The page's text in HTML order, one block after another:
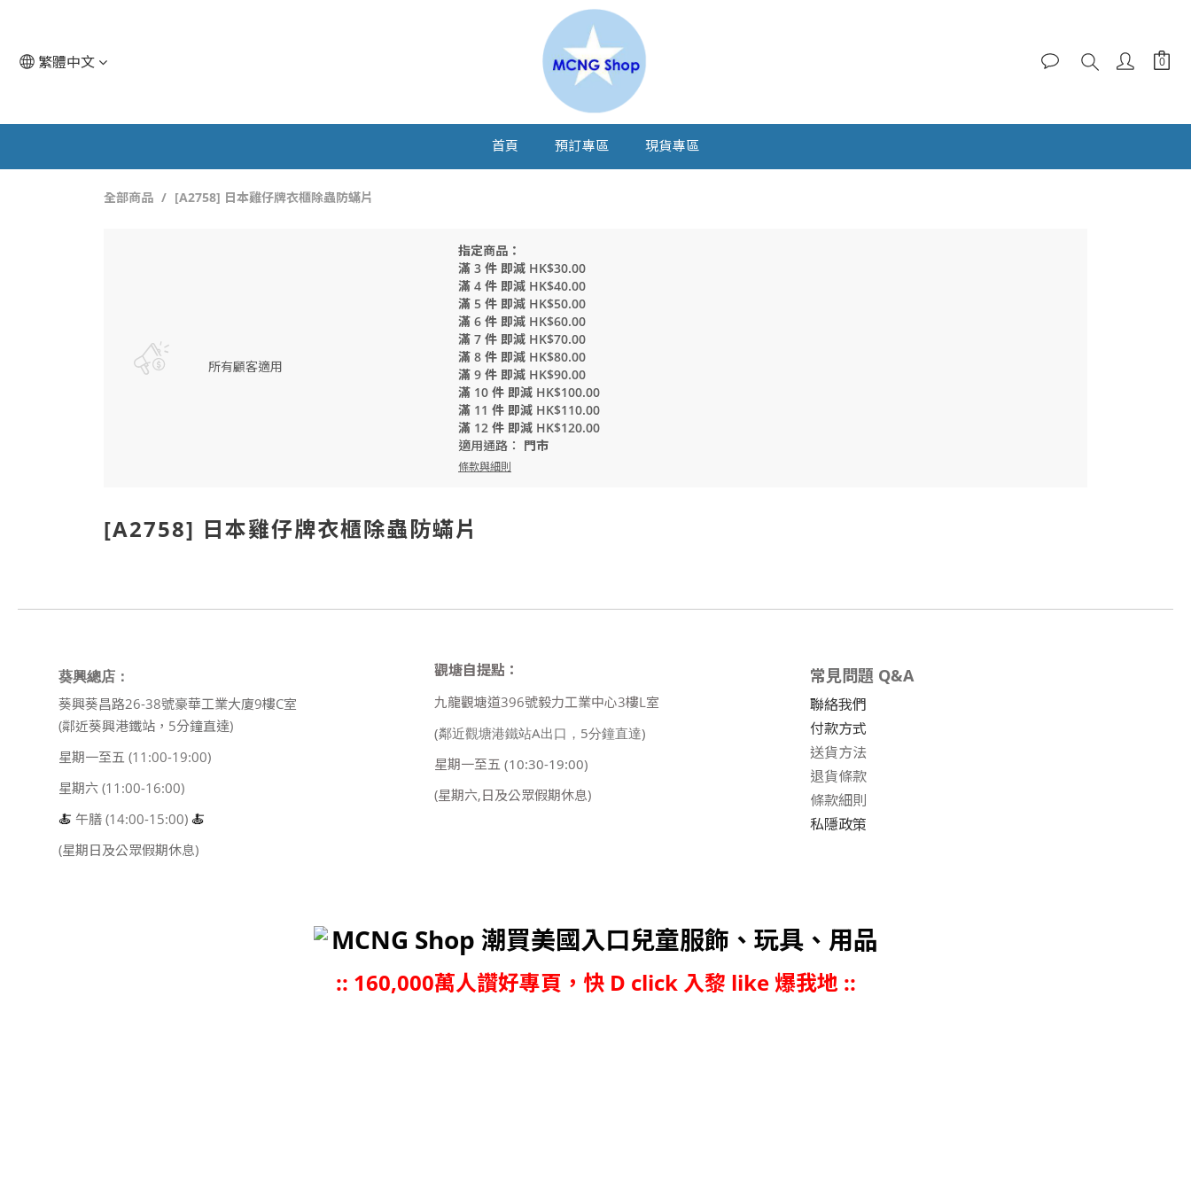
繁體中文
首頁 預訂專區 現貨專區
全部商品 [A2758] 日本雞仔牌衣櫃除蟲防蟎片
所有顧客適用
指定商品：
滿 3 件 即減 HK$30.00
滿 4 件 即減 HK$40.00
滿 5 件 即減 HK$50.00
滿 6 件 即減 HK$60.00
滿 7 件 即減 HK$70.00
滿 8 件 即減 HK$80.00
滿 9 件 即減 HK$90.00
滿 10 件 即減 HK$100.00
滿 11 件 即減 HK$110.00
滿 12 件 即減 HK$120.00
適用通路： 門市
條款與細則
[A2758] 日本雞仔牌衣櫃除蟲防蟎片
葵興總店：
葵興葵昌路26-38號豪華工業大廈9樓C室
(鄰近葵興港鐵站，5分鐘直達)
星期一至五 (11:00-19:00)
星期六 (11:00-16:00)
🍝 午膳 (14:00-15:00) 🍝
(星期日及公眾假期休息)
觀塘自提點：
九龍觀塘道396號毅力工業中心3樓L室
(鄰近觀塘港鐵站A出口，5分鐘直達)
星期一至五 (10:30-19:00)
(星期六,日及公眾假期休息)
常見問題 Q&A
聯絡我們
付款方式
送貨方法
退貨條款
條款細則
私隱政策
MCNG Shop 潮買美國入口兒童服飾、玩具、用品
:: 160,000萬人讚好專頁，快 D click 入黎 like 爆我地 ::